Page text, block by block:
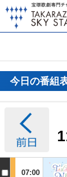
今日の番組
07:00